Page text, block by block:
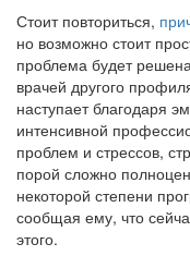
Местная анестезия
Стоит повториться,
но возможно стоит
проблема будет
врачей другого
наступает благодаря
интенсивной
проблем и стрессов,
порой сложно
некоторой степени
сообщая ему, что
этого.